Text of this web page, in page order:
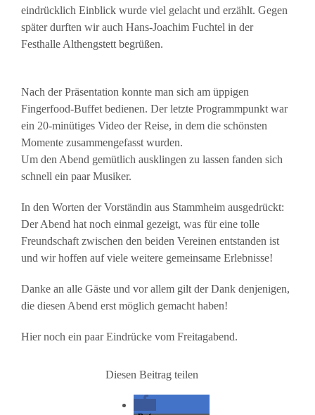
eindrücklich Einblick wurde viel gelacht und erzählt. Gegen
später durften wir auch Hans-Joachim Fuchtel in der
Festhalle Althengstett begrüßen.
Nach der Präsentation konnte man sich am üppigen
Fingerfood-Buffet bedienen. Der letzte Programmpunkt war
ein 20-minütiges Video der Reise, in dem die schönsten
Momente zusammengefasst wurden.
Um den Abend gemütlich ausklingen zu lassen fanden sich
schnell ein paar Musiker.
In den Worten der Vorständin aus Stammheim ausgedrückt:
Der Abend hat noch einmal gezeigt, was für eine tolle
Freundschaft zwischen den beiden Vereinen entstanden ist
und wir hoffen auf viele weitere gemeinsame Erlebnisse!
Danke an alle Gäste und vor allem gilt der Dank denjenigen,
die diesen Abend erst möglich gemacht haben!
Hier noch ein paar Eindrücke vom Freitagabend.
Diesen Beitrag teilen